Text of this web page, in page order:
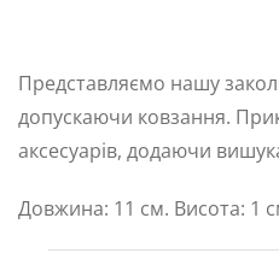
Представляємо нашу
допускаючи ковзання.
аксесуарів, додаючи
Довжина: 11 см. Висота: 1